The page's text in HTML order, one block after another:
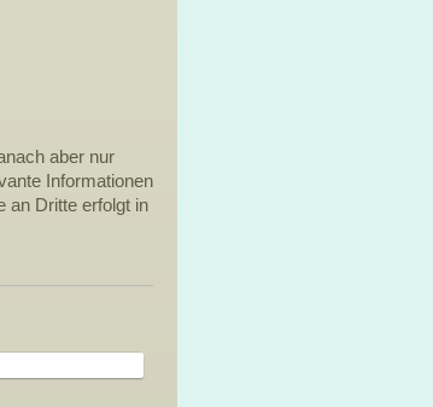
aber nur
Informationen
an Dritte erfolgt in